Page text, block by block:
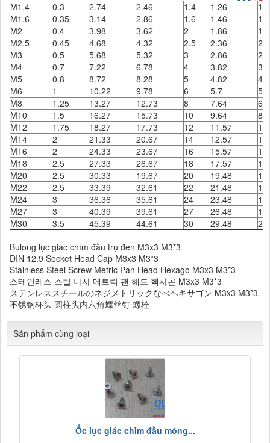
M1.4 0.3 2.74 2.46 1.4 1.26
M1.6
0.35 3.14 2.86 1.6 1.46
M2
0.4 3.98 3.62 2 1.86
M2.5
0.45 4.68 4.32 2.5 2.36
M3
0.5 5.68 5.32 3 2.86
M4
0.7 7.22 6.78 4 3.82
M5
0.8 8.72 8.28 5 4.82
M6
1 10.22 9.78 6 5.7
M8
1.25 13.27 12.73 8 7.64
M10
1.5 16.27 15.73 10 9.64
M12
1.75 18.27 17.73 12 11.57
M14
2 21.33 20.67 14 12.57
M16
2 24.33 23.67 16 15.57
M18
2.5 27.33 26.67 18 17.57
M20
2.5 30.33 19.67 20 19.48
M22
2.5 33.39 32.61 22 21.48
M24
3 36.36 35.61 24 23.48
M27
3 40.39 39.61 27 26.48
M30
3.5 45.39 44.61 30 29.48
Bulong lục giác chìm đầu trụ đen M3x3 M3*3
DIN 12.9 Socket Head Cap M3x3 M3*3
Stainless Steel Screw Metric Pan Head Hexago M3x3 M3*3
스테인레스 스틸 나사 메트릭 팬 헤드 헥사곤 M3x3 M3*3
ステンレススチールのネジメトリックなべヘキサゴン M3x3 M3*3
不锈钢杯头 圆柱头内六角螺丝钉 螺栓
Sản phẩm cùng loại
Ốc lục giác chìm đầu mỏng...